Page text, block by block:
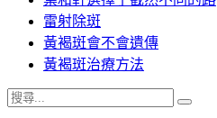
雷射除斑
黃褐斑會不會遺傳
黃褐斑治療方法
搜